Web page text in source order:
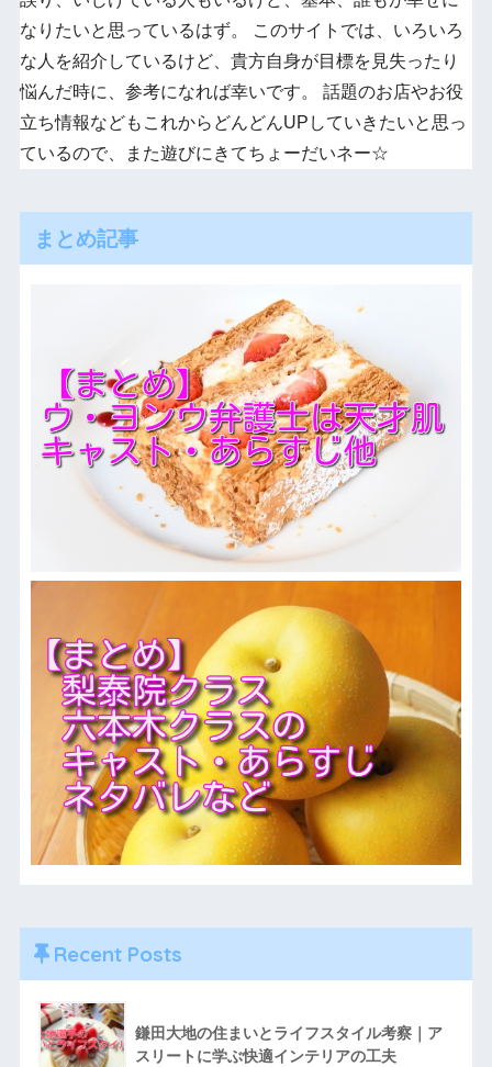
なりたいと思っているはず。 このサイトでは、いろいろ
な人を紹介しているけど、貴方自身が目標を見失ったり
悩んだ時に、参考になれば幸いです。 話題のお店やお役
立ち情報などもこれからどんどんUPしていきたいと思っ
ているので、また遊びにきてちょーだいネー☆
まとめ記事
Recent Posts
鎌田大地の住まいとライフスタイル考察｜ア
スリートに学ぶ快適インテリアの工夫